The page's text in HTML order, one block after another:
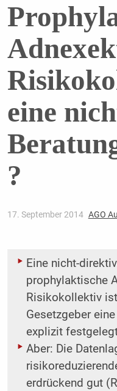
eine
?
17. September 2014 AGO
Eine nicht-
prophylaktische
Risikokollektiv
Gesetzgeber
explizit
Aber: Die
erdrückend gut